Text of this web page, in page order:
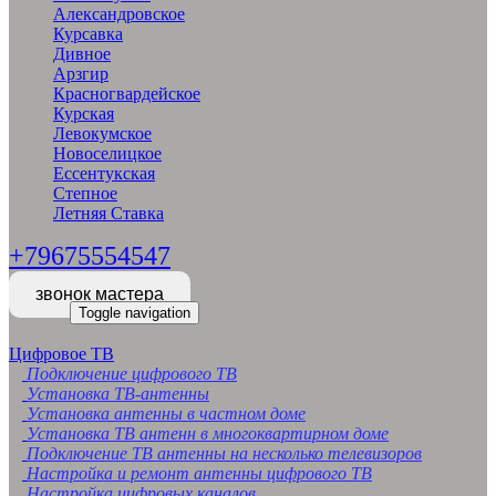
Александровское
Курсавка
Дивное
Арзгир
Красногвардейское
Курская
Левокумское
Новоселицкое
Ессентукская
Степное
Летняя Ставка
+79675554547
звонок мастера
Toggle navigation
Цифровое ТВ
Подключение цифрового ТВ
Установка ТВ-антенны
Установка антенны в частном доме
Установка ТВ антенн в многоквартирном доме
Подключение ТВ антенны на несколько телевизоров
Настройка и ремонт антенны цифрового ТВ